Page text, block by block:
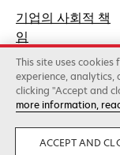
기업의 사회적 책
임
탭
에
서
열
림
지속가능성
Lexmark
©2026 판
합법적인 사생활
This site uses
experience,
clicking "Accept and
more information,
ACCEPT AND